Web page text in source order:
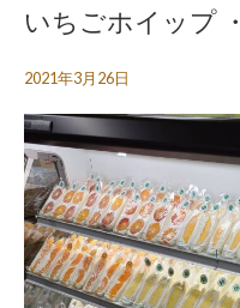
いちごホイップ
2021年3月26日